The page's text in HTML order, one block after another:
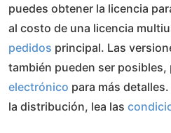
puedes obtener la licencia
al costo de una licencia
pedidos principal. Las
también pueden ser posibles,
electrónico para más
la distribución, lea las